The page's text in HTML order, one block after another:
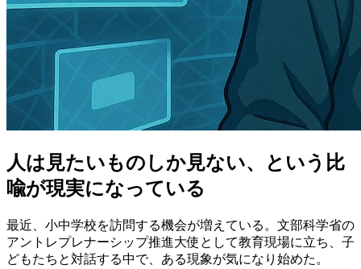
人は見たいものしか見ない、という比
喩が現実になっている
最近、小中学校を訪問する機会が増えている。文部科学省の
アントレプレナーシップ推進大使として教育現場に立ち、子
どもたちと対話する中で、ある現象が気になり始めた。